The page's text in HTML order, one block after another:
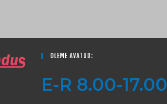
OLEME AVATUD:
E-R 8.00-17.00